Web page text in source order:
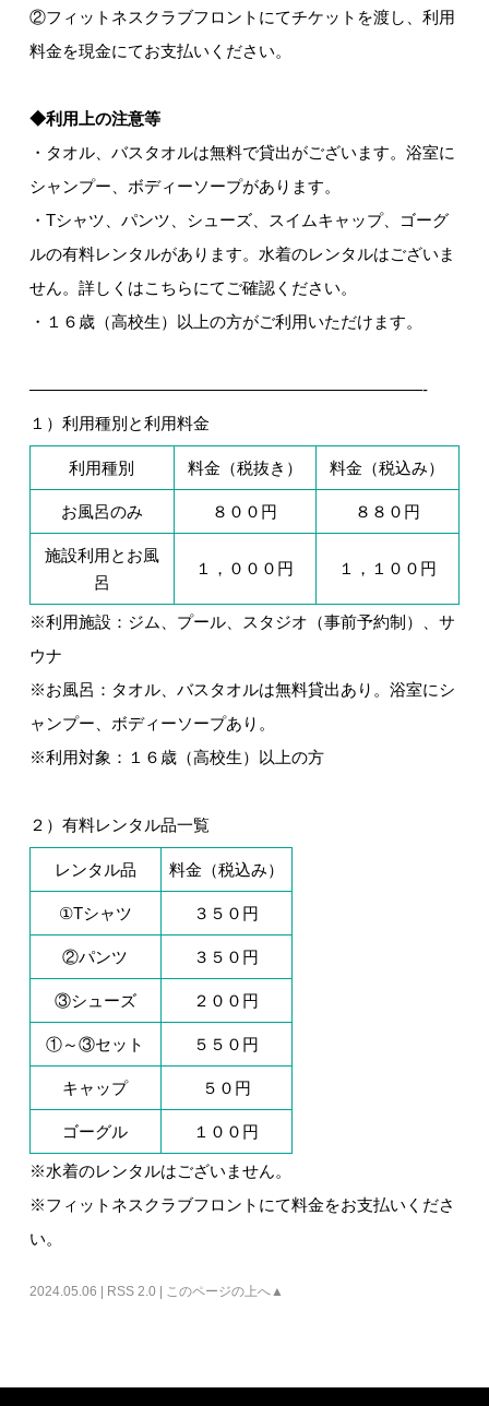
②フィットネスクラブフロントにてチケットを渡し、利用
料金を現金にてお支払いください。
◆利用上の注意等
・タオル、バスタオルは無料で貸出がございます。浴室に
シャンプー、ボディーソープがあります。
・Tシャツ、パンツ、シューズ、スイムキャップ、ゴーグ
ルの有料レンタルがあります。水着のレンタルはございま
せん。詳しくはこちらにてご確認ください。
・１６歳（高校生）以上の方がご利用いただけます。
————————————————————————-
１）利用種別と利用料金
利用種別 料金（税抜き） 料金（税込み）
お風呂のみ ８００円 ８８０円
施設利用とお風
呂
１，０００円 １，１００円
※利用施設：ジム、プール、スタジオ（事前予約制）、サ
ウナ
※お風呂：タオル、バスタオルは無料貸出あり。浴室にシ
ャンプー、ボディーソープあり。
※利用対象：１６歳（高校生）以上の方
２）有料レンタル品一覧
レンタル品 料金（税込み）
①Tシャツ ３５０円
②パンツ ３５０円
③シューズ ２００円
①～③セット ５５０円
キャップ ５０円
ゴーグル １００円
※水着のレンタルはございません。
※フィットネスクラブフロントにて料金をお支払いくださ
い。
2024.05.06 | RSS 2.0 このページの上へ▲